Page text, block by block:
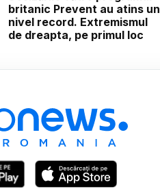
britanic Prevent au atins un
nivel record. Extremismul
de dreapta, pe primul loc